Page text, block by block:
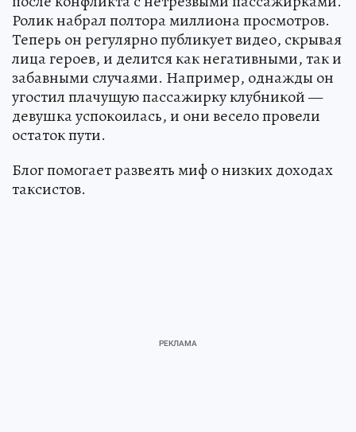
Ролик набрал полтора миллиона просмотров.
Теперь он регулярно публикует видео, скрывая
лица героев, и делится как негативными, так и
забавными случаями. Например, однажды он
угостил плачущую пассажирку клубникой —
девушка успокоилась, и они весело провели
остаток пути.
Блог помогает развеять миф о низких доходах
таксистов.